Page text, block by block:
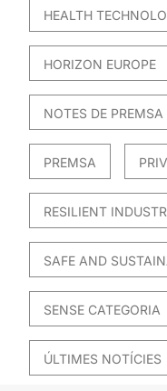
HEALTH
HORIZON EUROPE
NOTES DE PREMSA
PREMSA
RESILIENT
SAFE AND
SENSE CATEGORIA
ÚLTIMES NOTÍCIES